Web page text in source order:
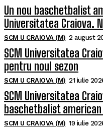
Un nou baschetbalist
Universitatea Craiova.
SCM U CRAIOVA (M) 2 august
SCM Universitatea
pentru noul sezon
SCM U CRAIOVA (M) 21 iulie
SCM Universitatea
baschetbalist
SCM U CRAIOVA (M) 19 iulie